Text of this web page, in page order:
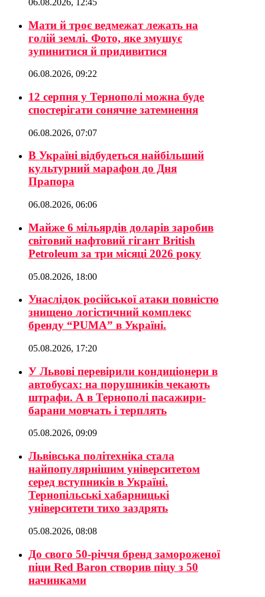
Мати й троє ведмежат лежать на
голій землі. Фото, яке змушує
зупинитися й придивитися
06.08.2026, 09:22
12 серпня у Тернополі можна буде
спостерігати сонячне затемнення
06.08.2026, 07:07
В Україні відбудеться найбільший
культурний марафон до Дня
Прапора
06.08.2026, 06:06
Майже 6 мільярдів доларів заробив
світовий нафтовий гігант British
Petroleum за три місяці 2026 року
05.08.2026, 18:00
Унаслідок російської атаки повністю
знищено логістичний комплекс
бренду “PUMA” в Україні.
05.08.2026, 17:20
У Львові перевірили кондиціонери в
автобусах: на порушників чекають
штрафи. А в Тернополі пасажири-
барани мовчать і терплять
05.08.2026, 09:09
Львівська політехніка стала
найпопулярнішим університетом
серед вступників в Україні.
Тернопільські хабарницькі
університети тихо заздрять
05.08.2026, 08:08
До свого 50-річчя бренд замороженої
піци Red Baron створив піцу з 50
начинками